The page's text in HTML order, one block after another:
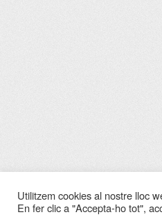
Utilitzem cookies al nostre lloc
En fer clic a "Accepta-ho tot",